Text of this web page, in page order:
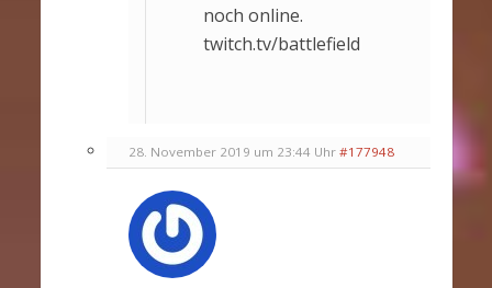
noch online.
twitch.tv/battlefield
28. November 2019 um 23:44 Uhr #177948